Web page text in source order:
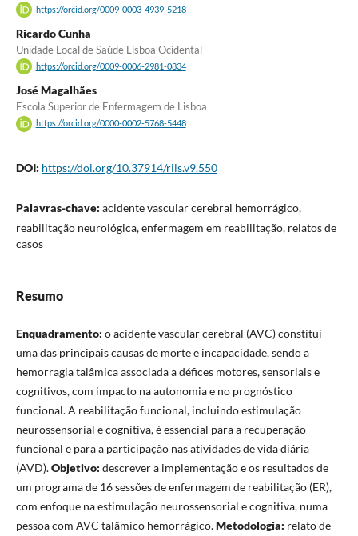
https://orcid.org/0009-0003-4939-5218
Ricardo Cunha
Unidade Local de Saúde Lisboa Ocidental
https://orcid.org/0009-0006-2981-0834
José Magalhães
Escola Superior de Enfermagem de Lisboa
https://orcid.org/0000-0002-5768-5448
DOI: https://doi.org/10.37914/riis.v9.550
Palavras-chave: acidente vascular cerebral hemorrágico,
reabilitação neurológica, enfermagem em reabilitação, relatos de
casos
Resumo
Enquadramento: o acidente vascular cerebral (AVC) constitui
uma das principais causas de morte e incapacidade, sendo a
hemorragia talâmica associada a défices motores, sensoriais e
cognitivos, com impacto na autonomia e no prognóstico
funcional. A reabilitação funcional, incluindo estimulação
neurossensorial e cognitiva, é essencial para a recuperação
funcional e para a participação nas atividades de vida diária
(AVD).Objetivo: descrever a implementação e os resultados de
um programa de 16 sessões de enfermagem de reabilitação (ER),
com enfoque na estimulação neurossensorial e cognitiva, numa
pessoa com AVC talâmico hemorrágico.Metodologia: relato de